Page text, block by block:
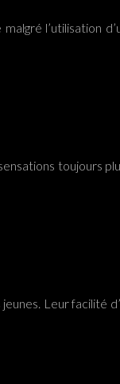
l’utilisation
toujours
Leur facilité